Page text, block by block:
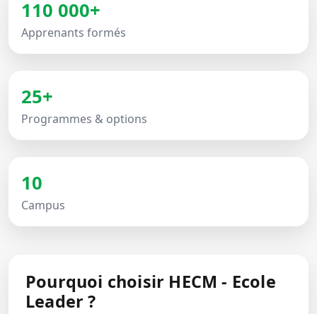
110 000+
Apprenants formés
25+
Programmes & options
10
Campus
Pourquoi choisir HECM - Ecole
Leader ?